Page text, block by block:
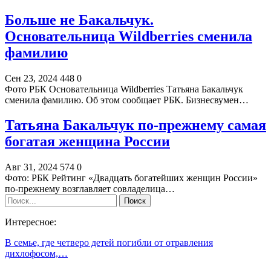
Больше не Бакальчук.
Основательница Wildberries сменила
фамилию
Сен 23, 2024 448 0
Фото РБК Основательница Wildberries Татьяна Бакальчук
сменила фамилию. Об этом сообщает РБК. Бизнесвумен…
Татьяна Бакальчук по-прежнему самая
богатая женщина России
Авг 31, 2024 574 0
Фото: РБК Рейтинг «Двадцать богатейших женщин России»
по-прежнему возглавляет совладелица…
Интересное:
В семье, где четверо детей погибли от отравления
дихлофосом,…